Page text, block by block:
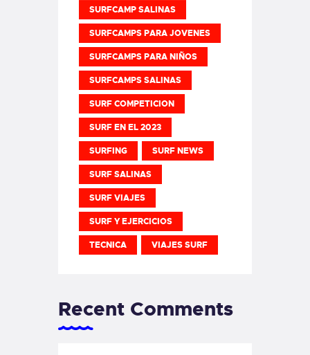
SURFCAMP SALINAS
SURFCAMPS PARA JOVENES
SURFCAMPS PARA NIÑOS
SURFCAMPS SALINAS
SURF COMPETICION
SURF EN EL 2023
SURFING SURF NEWS
SURF SALINAS
SURF VIAJES
SURF Y EJERCICIOS
TECNICA VIAJES SURF
Recent Comments